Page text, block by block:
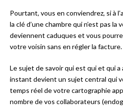
Pourtant, vous en conviendrez, si à
la clé d’une chambre qui n’est pas
deviennent caduques et vous
votre voisin sans en régler la facture.
Le sujet de savoir qui est qui et qui a
instant devient un sujet central qui
temps réel de votre cartographie
nombre de vos collaborateurs